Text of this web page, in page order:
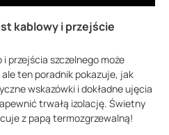
kablowy i przejście
przejścia szczelnego może
ten poradnik pokazuje, jak
wskazówki i dokładne ujęcia
trwałą izolację. Świetny
z papą termozgrzewalną!